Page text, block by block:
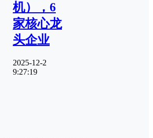
机），6
家核心龙
头企业
2025-12-2
9:27:19